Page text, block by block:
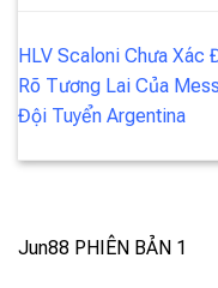
HLV Scaloni Chưa Xác
Rõ Tương Lai Của
Đội Tuyển Argentina
Jun88 PHIÊN BẢN 1